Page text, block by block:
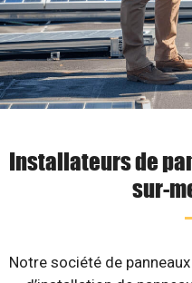
Installateurs de
sur-
Notre société de